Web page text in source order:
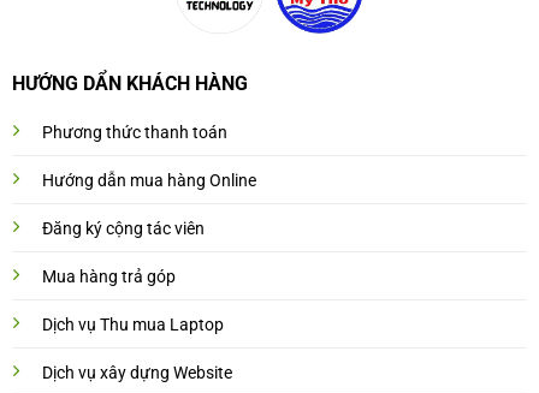
HƯỚNG DẨN KHÁCH HÀNG
Phương thức thanh toán
Hướng dẫn mua hàng Online
Đăng ký cộng tác viên
Mua hàng trả góp
Dịch vụ Thu mua Laptop
Dịch vụ xây dựng Website